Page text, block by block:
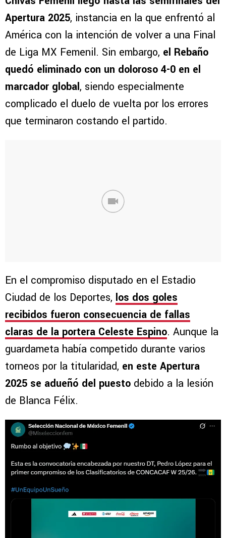
Apertura 2025, instancia en la que enfrentó al
América con la intención de volver a una Final
de Liga MX Femenil. Sin embargo, el Rebaño
quedó eliminado con un doloroso 4-0 en el
marcador global, siendo especialmente
complicado el duelo de vuelta por los errores
que terminaron costando el partido.
En el compromiso disputado en el Estadio
Ciudad de los Deportes, los dos goles
recibidos fueron consecuencia de fallas
claras de la portera Celeste Espino. Aunque la
guardameta había competido durante varios
torneos por la titularidad, en este Apertura
2025 se adueñó del puesto debido a la lesión
de Blanca Félix.